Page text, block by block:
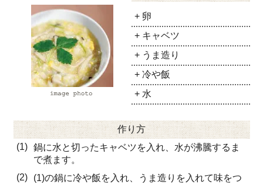
+ 卵
+ キャベツ
+ うま造り
+ 冷や飯
+ 水
作り方
(1)
鍋に水と切ったキャベツを入れ、水が沸騰するま
で煮ます。
(2)
(1)の鍋に冷や飯を入れ、うま造りを入れて味をつ